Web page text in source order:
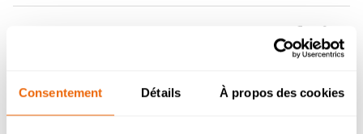
Consentement Détails À propos des cookies
DANS LA MÊME CATÉGORIE